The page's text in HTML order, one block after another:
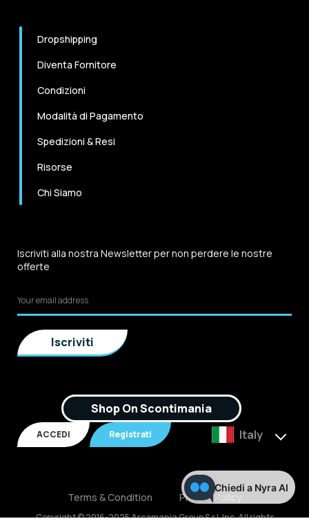
Chiedi a Nyra AI
Dropshipping
Diventa Fornitore
Condizioni
Modalità di Pagamento
Spedizioni & Resi
Risorse
Chi Siamo
Iscriviti alla nostra Newsletter per non perdere le nostre
offerte
Shop On Scontimania
ACCEDI Registrati Italy
Copyright © 2016-2025 Arcamania Group S.r.l, Inc. All rights
Terms & Condition Privacy Policy